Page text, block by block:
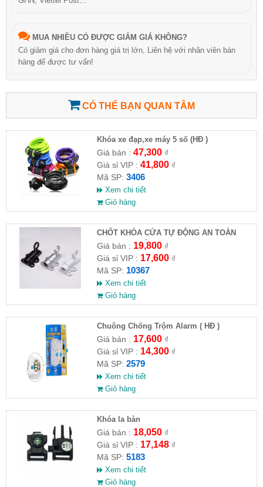
MUA NHIỀU CÓ ĐƯỢC GIẢM GIÁ KHÔNG?
Có giảm giá cho đơn hàng giá trị lớn, Liên hệ với nhân viên bán
hàng để được tư vấn!
CÓ THỂ BẠN QUAN TÂM
Khóa xe đạp,xe máy 5 số (HĐ )
Giá bán : 47,300₫
Giá sỉ VIP : 41,800₫
Mã SP: 3406
Xem chi tiết
Giỏ hàng
CHỐT KHÓA CỬA TỰ ĐỘNG AN TOÀN
HỢP KIM NHÔM( Full VAT )
Giá bán : 19,800₫
Giá sỉ VIP : 17,600₫
Mã SP: 10367
Xem chi tiết
Giỏ hàng
Chuông Chống Trộm Alarm ( HĐ )
Giá bán : 17,600₫
Giá sỉ VIP : 14,300₫
Mã SP: 2579
Xem chi tiết
Giỏ hàng
Khóa la bàn
Giá bán : 18,050₫
Giá sỉ VIP : 17,148₫
Mã SP: 5183
Xem chi tiết
Giỏ hàng